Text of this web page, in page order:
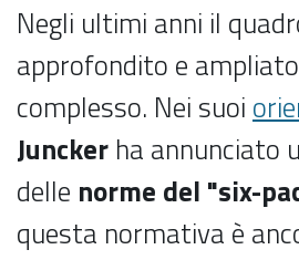
Negli ultimi anni il
approfondito e
complesso. Nei suoi
Juncker ha annunciato
delle norme del "six-
questa normativa è